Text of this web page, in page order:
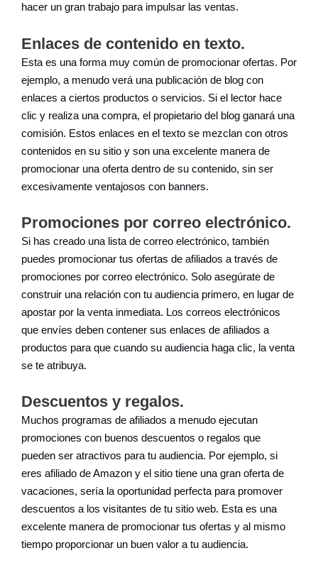
hacer un gran trabajo para impulsar las ventas.
Enlaces de contenido en texto.
Esta es una forma muy común de promocionar ofertas. Por
ejemplo, a menudo verá una publicación de blog con
enlaces a ciertos productos o servicios. Si el lector hace
clic y realiza una compra, el propietario del blog ganará una
comisión. Estos enlaces en el texto se mezclan con otros
contenidos en su sitio y son una excelente manera de
promocionar una oferta dentro de su contenido, sin ser
excesivamente ventajosos con banners.
Promociones por correo electrónico.
Si has creado una lista de correo electrónico, también
puedes promocionar tus ofertas de afiliados a través de
promociones por correo electrónico. Solo asegúrate de
construir una relación con tu audiencia primero, en lugar de
apostar por la venta inmediata. Los correos electrónicos
que envíes deben contener sus enlaces de afiliados a
productos para que cuando su audiencia haga clic, la venta
se te atribuya.
Descuentos y regalos.
Muchos programas de afiliados a menudo ejecutan
promociones con buenos descuentos o regalos que
pueden ser atractivos para tu audiencia. Por ejemplo, si
eres afiliado de Amazon y el sitio tiene una gran oferta de
vacaciones, sería la oportunidad perfecta para promover
descuentos a los visitantes de tu sitio web. Esta es una
excelente manera de promocionar tus ofertas y al mismo
tiempo proporcionar un buen valor a tu audiencia.